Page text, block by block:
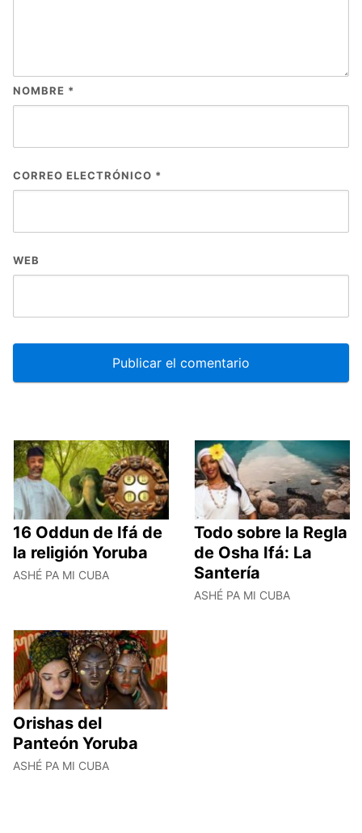
NOMBRE *
CORREO ELECTRÓNICO *
WEB
16 Oddun de Ifá de
la religión Yoruba
ASHÉ PA MI CUBA
Todo sobre la Regla
de Osha Ifá: La
Santería
ASHÉ PA MI CUBA
Orishas del
Panteón Yoruba
ASHÉ PA MI CUBA